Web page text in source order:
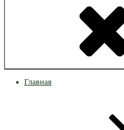
Главная